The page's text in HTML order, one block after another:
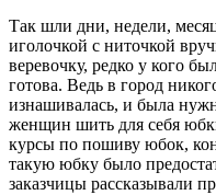
Так шли дни, недели,
иголочкой с ниточкой
веревочку, редко у кого
готова. Ведь в город
изнашивалась, и была
женщин шить для себя
курсы по пошиву юбок,
такую юбку было
заказчицы рассказывали